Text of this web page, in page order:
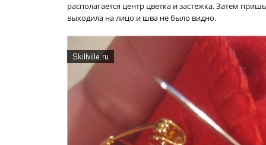
располагается центр цветка и застежка. Затем
выходила на лицо и шва не было видно.